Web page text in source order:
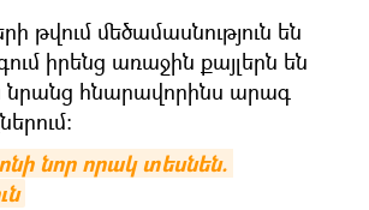
թվում մեծամասնություն են
իրենց առաջին քայլերն են
նրանց հնարավորինս արագ
նոր որակ տեսնեն.